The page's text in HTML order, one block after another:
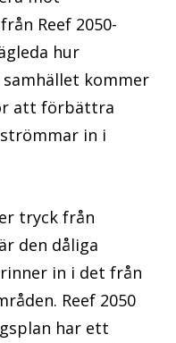
Reef 2050-
hur
kommer
att förbättra
in i
tryck från
den dåliga
in i det från
Reef 2050
har ett